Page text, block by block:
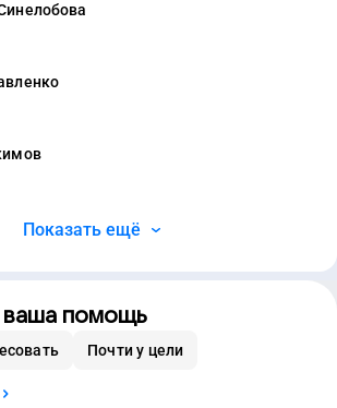
Показать ещё
помощь
Почти у цели